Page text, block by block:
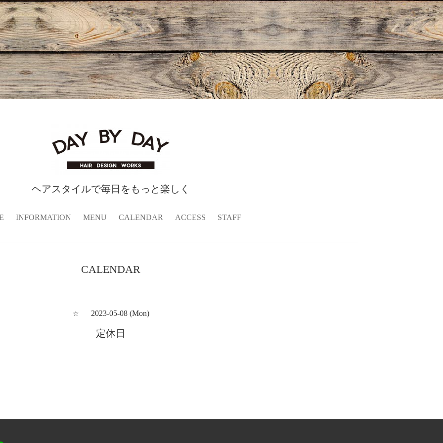
ヘアスタイルで毎日をもっと楽しく
INFORMATION MENU CALENDAR ACCESS STAFF
CALENDAR
☆ 2023-05-08 (Mon)
定休日